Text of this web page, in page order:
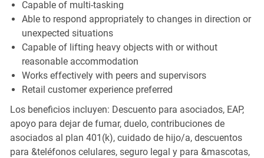
Capable of multi-tasking
Able to respond appropriately to changes in direction or
unexpected situations
Capable of lifting heavy objects with or without
reasonable accommodation
Works effectively with peers and supervisors
Retail customer experience preferred
Los beneficios incluyen: Descuento para asociados, EAP,
apoyo para dejar de fumar, duelo, contribuciones de
asociados al plan 401(k), cuidado de hijo/a, descuentos
para &teléfonos celulares, seguro legal y para &mascotas,